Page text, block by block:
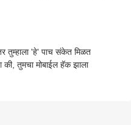
'हे' पाच संकेत मिळत
तुमचा मोबाईल हॅक झाला